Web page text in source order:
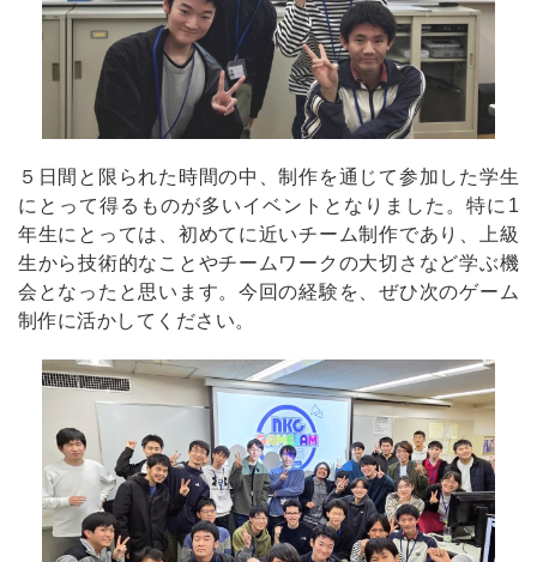
５日間と限られた時間の中、制作を通じて参加した学生
にとって得るものが多いイベントとなりました。特に1
年生にとっては、初めてに近いチーム制作であり、上級
生から技術的なことやチームワークの大切さなど学ぶ機
会となったと思います。今回の経験を、ぜひ次のゲーム
制作に活かしてください。